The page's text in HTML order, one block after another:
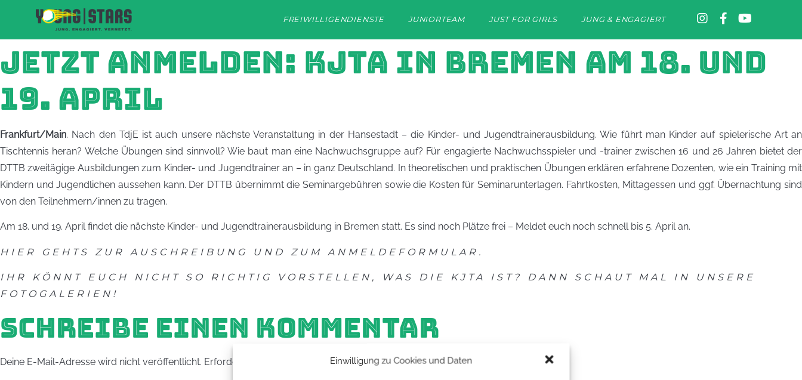
Einwilligung zu Cookies und Daten
FREIWILLIGENDIENSTE JUNIORTEAM JUST FOR GIRLS JUNG & ENGAGIERT
JETZT ANMELDEN: KJTA IN BREMEN AM 18. UND
19. APRIL
Frankfurt/Main. Nach den TdjE ist auch unsere nächste Veranstaltung in der Hansestadt – die Kinder- und Jugendtrainerausbildung. Wie führt man Kinder auf spielerische Art an
Tischtennis heran? Welche Übungen sind sinnvoll? Wie baut man eine Nachwuchsgruppe auf? Für engagierte Nachwuchsspieler und -trainer zwischen 16 und 26 Jahren bietet der
DTTB zweitägige Ausbildungen zum Kinder- und Jugendtrainer an – in ganz Deutschland. In theoretischen und praktischen Übungen erklären erfahrene Dozenten, wie ein Training mit
Kindern und Jugendlichen aussehen kann. Der DTTB übernimmt die Seminargebühren sowie die Kosten für Seminarunterlagen. Fahrtkosten, Mittagessen und ggf. Übernachtung sind
von den Teilnehmern/innen zu tragen.
Am 18. und 19. April findet die nächste Kinder- und Jugendtrainerausbildung in Bremen statt. Es sind noch Plätze frei – Meldet euch noch schnell bis 5. April an.
HIER GEHTS ZUR AUSCHREIBUNG UND ZUM ANMELDEFORMULAR.
IHR KÖNNT EUCH NICHT SO RICHTIG VORSTELLEN, WAS DIE KJTA IST? DANN SCHAUT MAL IN UNSERE
FOTOGALERIEN!
SCHREIBE EINEN KOMMENTAR
Deine E-Mail-Adresse wird nicht veröffentlicht. Erforderliche Felder sind mit *markiert